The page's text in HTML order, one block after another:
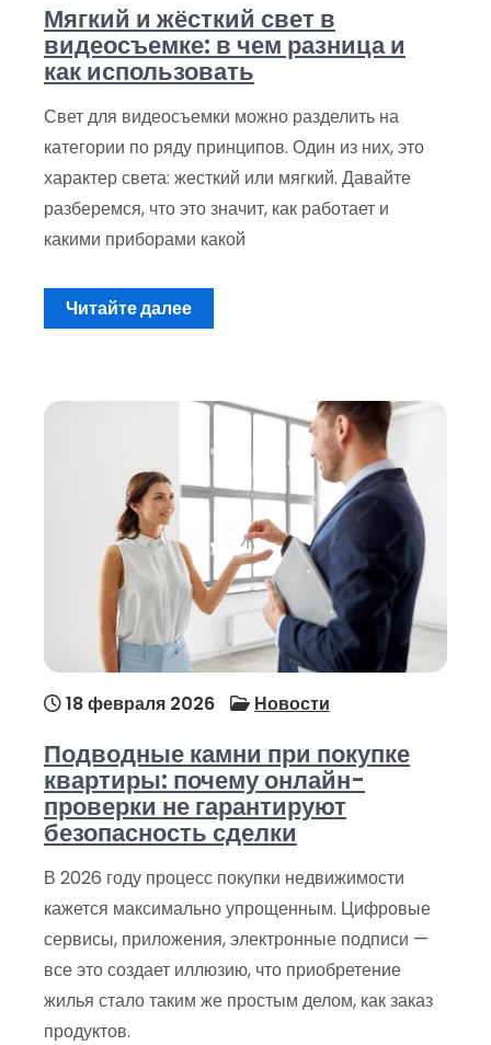
Мягкий и жёсткий свет в
видеосъемке: в чем разница и
как использовать
Свет для видеосъемки можно разделить на
категории по ряду принципов. Один из них, это
характер света: жесткий или мягкий. Давайте
разберемся, что это значит, как работает и
какими приборами какой
Читайте далее
18 февраля 2026 Новости
Подводные камни при покупке
квартиры: почему онлайн-
проверки не гарантируют
безопасность сделки
В 2026 году процесс покупки недвижимости
кажется максимально упрощенным. Цифровые
сервисы, приложения, электронные подписи —
все это создает иллюзию, что приобретение
жилья стало таким же простым делом, как заказ
продуктов.